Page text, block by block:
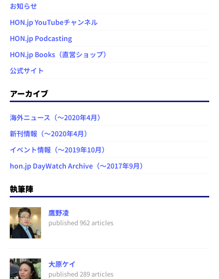
お知らせ
HON.jp YouTubeチャンネル
HON.jp Podcasting
HON.jp Books（直営ショップ）
公式サイト
アーカイブ
海外ニュース（～2020年4月）
新刊情報（～2020年4月）
イベント情報（～2019年10月）
hon.jp DayWatch Archive（～2017年9月）
執筆陣
鷹野凌
published 962 articles
大原ケイ
published 289 articles